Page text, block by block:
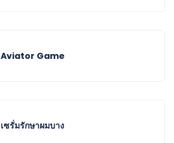
Aviator Game
เซรั่มรักษาผมบาง